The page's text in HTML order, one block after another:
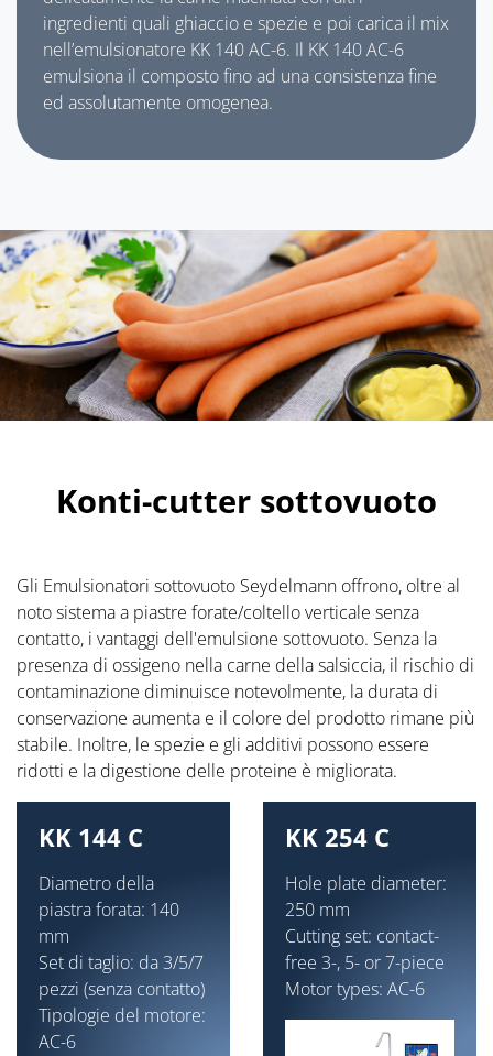
ingredienti quali ghiaccio e spezie e poi carica il mix
nell’emulsionatore KK 140 AC-6. Il KK 140 AC-6
emulsiona il composto fino ad una consistenza fine
ed assolutamente omogenea.
Konti-cutter sottovuoto
Gli Emulsionatori sottovuoto Seydelmann offrono, oltre al
noto sistema a piastre forate/coltello verticale senza
contatto, i vantaggi dell'emulsione sottovuoto. Senza la
presenza di ossigeno nella carne della salsiccia, il rischio di
contaminazione diminuisce notevolmente, la durata di
conservazione aumenta e il colore del prodotto rimane più
stabile. Inoltre, le spezie e gli additivi possono essere
ridotti e la digestione delle proteine è migliorata.
KK 144 C
Diametro della
piastra forata: 140
mm
Set di taglio: da 3/5/7
pezzi (senza contatto)
Tipologie del motore:
AC-6
KK 254 C
Hole plate diameter:
250 mm
Cutting set: contact-
free 3-, 5- or 7-piece
Motor types: AC-6